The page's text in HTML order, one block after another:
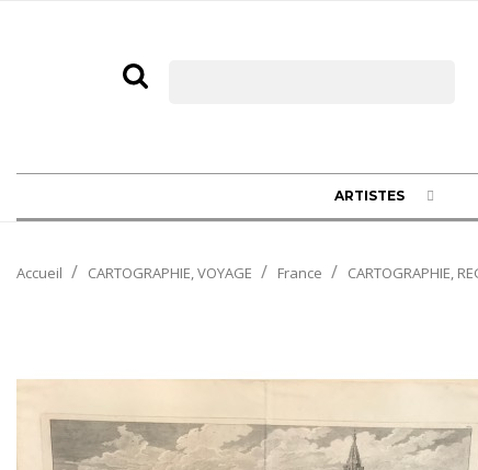
ARTISTES
Accueil CARTOGRAPHIE, VOYAGE France CARTOGRAPHIE,